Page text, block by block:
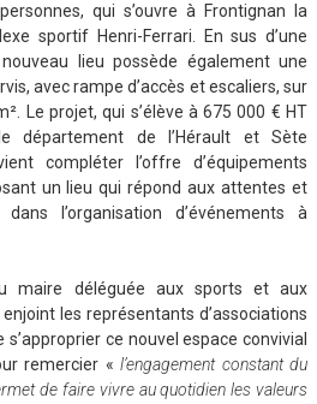
qui s’ouvre à Frontignan la
sportif Henri-Ferrari. En sus d’une
lieu possède également une
avec rampe d’accès et escaliers, sur
Le projet, qui s’élève à 675 000 € HT
département de l’Hérault et Sète
compléter l’offre d’équipements
un lieu qui répond aux attentes et
l’organisation d’événements à
maire déléguée aux sports et aux
les représentants d’associations
ce nouvel espace convivial
remercier « l’engagement constant du
de faire vivre au quotidien les valeurs